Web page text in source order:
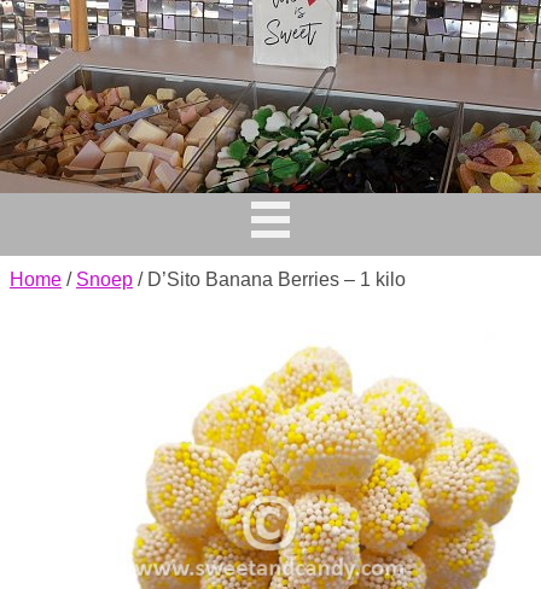
Home / Snoep / D’Sito Banana Berries – 1 kilo